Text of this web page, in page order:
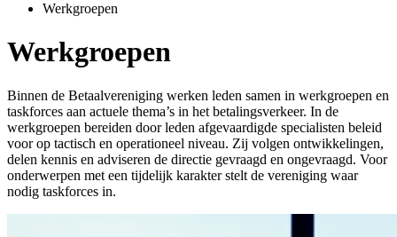
Werkgroepen
Werkgroepen
Binnen de Betaalvereniging werken leden samen in werkgroepen en
taskforces aan actuele thema’s in het betalingsverkeer. In de
werkgroepen bereiden door leden afgevaardigde specialisten beleid
voor op tactisch en operationeel niveau. Zij volgen ontwikkelingen,
delen kennis en adviseren de directie gevraagd en ongevraagd. Voor
onderwerpen met een tijdelijk karakter stelt de vereniging waar
nodig taskforces in.